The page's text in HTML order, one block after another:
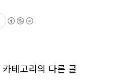
테고리의 다른 글